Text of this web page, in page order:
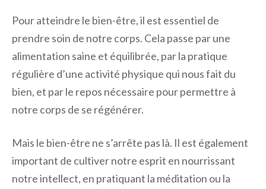
Pour atteindre le bien-être, il est essentiel de
prendre soin de notre corps. Cela passe par une
alimentation saine et équilibrée, par la pratique
régulière d’une activité physique qui nous fait du
bien, et par le repos nécessaire pour permettre à
notre corps de se régénérer.
Mais le bien-être ne s’arrête pas là. Il est également
important de cultiver notre esprit en nourrissant
notre intellect, en pratiquant la méditation ou la